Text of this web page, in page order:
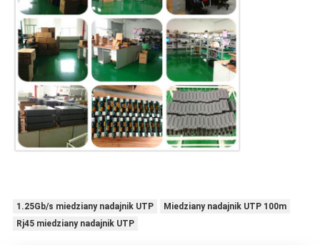
1.25Gb/s miedziany nadajnik UTP
Miedziany nadajnik UTP 100m
Rj45 miedziany nadajnik UTP